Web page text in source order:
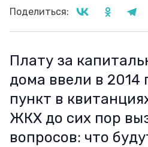
Поделиться:
Плату за
дома ввели в 2014
пункт в
ЖКХ до сих пор
вопросов: что